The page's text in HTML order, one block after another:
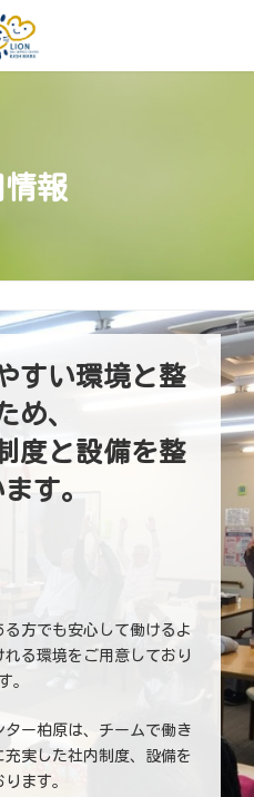
報
すい環境と整
め、
度と設備を整
す。
方でも安心して働けるよ
る環境をご用意しており
。
ー柏原は、チームで働き
実した社内制度、設備を
ます。